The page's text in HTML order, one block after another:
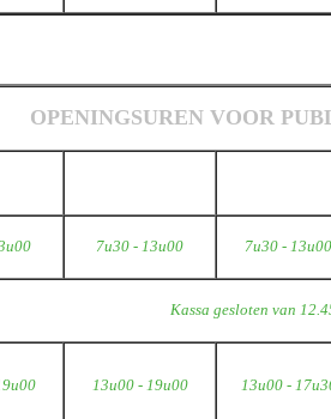
OPENINGSUREN VOOR
7u30 - 13u00 7u30 - 13u00
Kassa gesloten van
13u00 -19u00 13u00 -